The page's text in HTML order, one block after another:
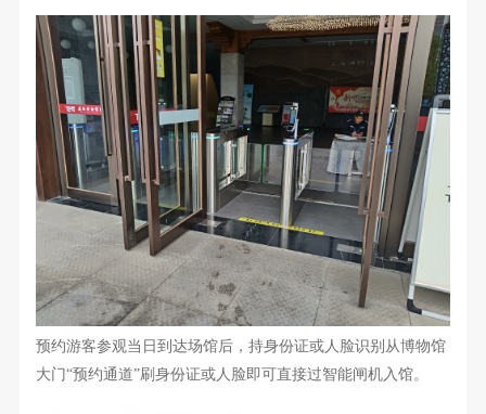
预约游客参观当日到达场馆后，持身份证或人脸识别 从博物馆
大门“预约通道”刷身份证或人脸即可直接过智能闸机入馆。